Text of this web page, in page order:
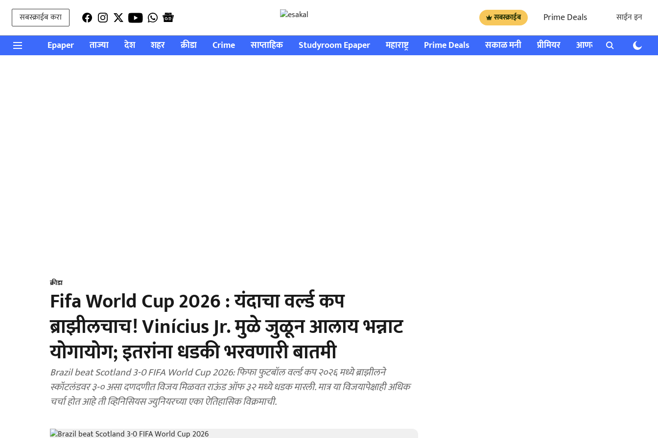
सबस्क्राईब करा सबस्क्राईब Prime Deals साईन इन
Epaper ताज्या देश शहर क्रीडा Crime साप्ताहिक Studyroom Epaper महाराष्ट्र Prime Deals सकाळ मनी प्रीमियर आणखी राशी भविष्य
क्रीडा
Fifa World Cup 2026 : यंदाचा वर्ल्ड कप
ब्राझीलचाच! Vinícius Jr. मुळे जुळून आलाय भन्नाट
योगायोग; इतरांना धडकी भरवणारी बातमी
Brazil beat Scotland 3-0 FIFA World Cup 2026: फिफा फुटबॉल वर्ल्ड कप २०२६ मध्ये ब्राझीलने
स्कॉटलंडवर ३-० असा दणदणीत विजय मिळवत राऊंड ऑफ ३२ मध्ये धडक मारली. मात्र या विजयापेक्षाही अधिक
चर्चा होत आहे ती व्हिनिसियस ज्युनियरच्या एका ऐतिहासिक विक्रमाची.